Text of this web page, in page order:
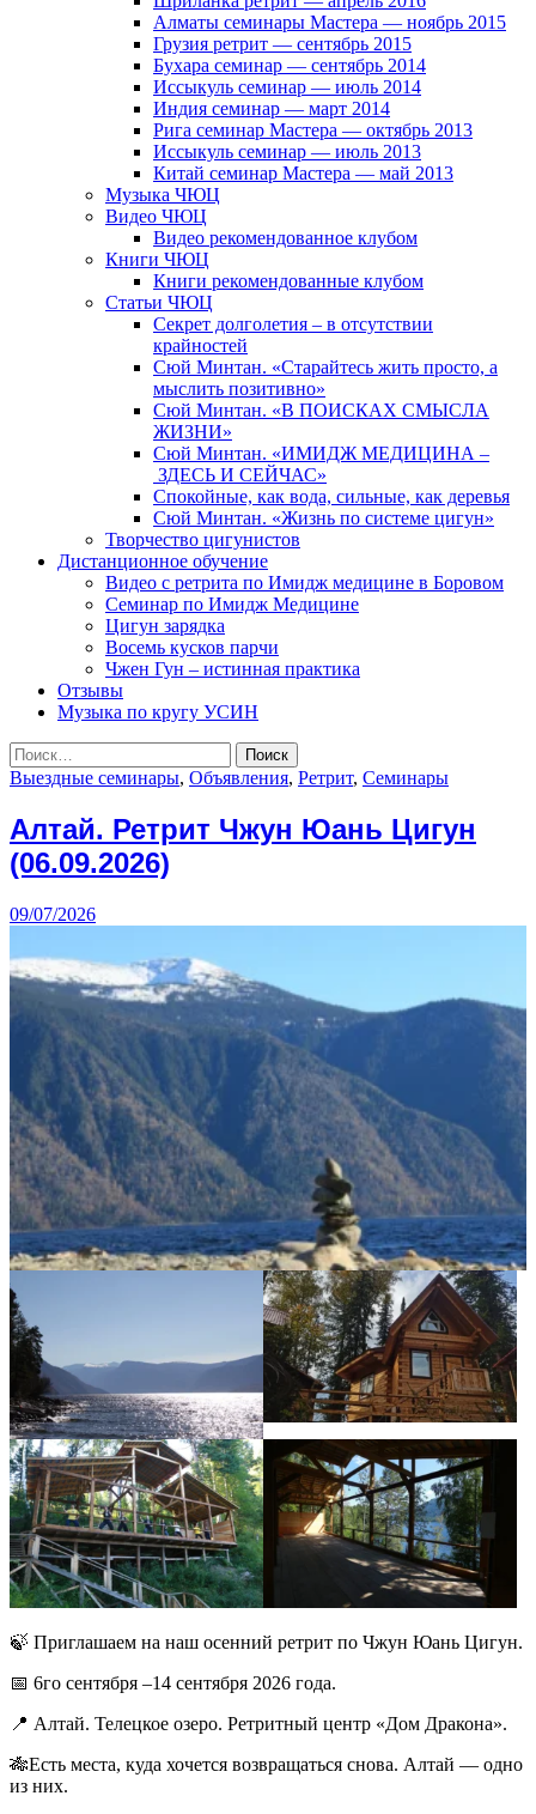
Алматы семинары Мастера — ноябрь 2015
Грузия ретрит — сентябрь 2015
Бухара семинар — сентябрь 2014
Иссыкуль семинар — июль 2014
Индия семинар — март 2014
Рига семинар Мастера — октябрь 2013
Иссыкуль семинар — июль 2013
Китай семинар Мастера — май 2013
Музыка ЧЮЦ
Видео ЧЮЦ
Видео рекомендованное клубом
Книги ЧЮЦ
Книги рекомендованные клубом
Статьи ЧЮЦ
Секрет долголетия – в отсутствии
крайностей
Сюй Минтан. «Старайтесь жить просто, а
мыслить позитивно»
Сюй Минтан. «В ПОИСКАХ СМЫСЛА
ЖИЗНИ»
Сюй Минтан. «ИМИДЖ МЕДИЦИНА –
ЗДЕСЬ И СЕЙЧАС»
Спокойные, как вода, сильные, как деревья
Сюй Минтан. «Жизнь по системе цигун»
Творчество цигунистов
Дистанционное обучение
Видео с ретрита по Имидж медицине в Боровом
Семинар по Имидж Медицине
Цигун зарядка
Восемь кусков парчи
Чжен Гун – истинная практика
Отзывы
Музыка по кругу УСИН
Найти:
Выездные семинары, Объявления, Ретрит, Семинары
Алтай. Ретрит Чжун Юань Цигун
(06.09.2026)
09/07/2026
🍃 Приглашаем на наш осенний ретрит по Чжун Юань Цигун.
📅 6го сентября –14 сентября 2026 года.
📍 Алтай. Телецкое озеро. Ретритный центр «Дом Дракона».
🎋Есть места, куда хочется возвращаться снова. Алтай — одно
из них.